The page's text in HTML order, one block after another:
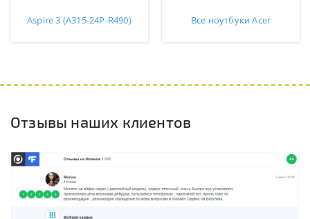
Aspire 3 (A315-24P-R490) Все ноутбуки Acer
Отзывы наших клиентов